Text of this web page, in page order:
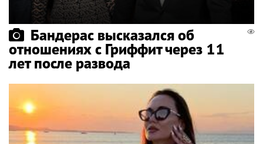
Бандерас высказался об
отношениях с Гриффит через 11
лет после развода